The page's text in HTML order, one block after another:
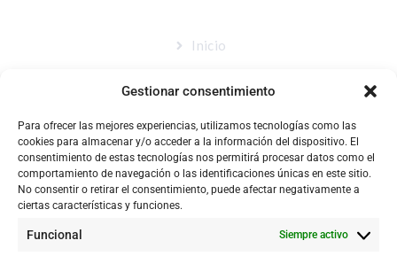
Gestionar consentimiento
Para ofrecer las mejores experiencias, utilizamos tecnologías como las
cookies para almacenar y/o acceder a la información del dispositivo. El
consentimiento de estas tecnologías nos permitirá procesar datos como el
comportamiento de navegación o las identificaciones únicas en este sitio.
No consentir o retirar el consentimiento, puede afectar negativamente a
ciertas características y funciones.
Funcional Siempre activo
Inicio
Catálogo
Blog
Contacto